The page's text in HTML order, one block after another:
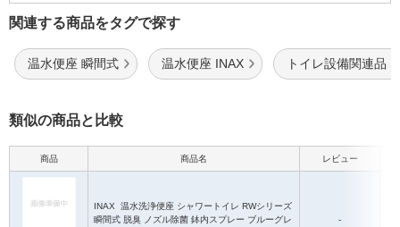
関連する商品をタグで探す
温水便座 瞬間式 温水便座 INAX トイレ設備関連品
類似の商品と比較
商品 商品名 レビュー
INAX
瞬間式 脱臭 ノズル除菌 鉢内スプレー ブルーグレ
-